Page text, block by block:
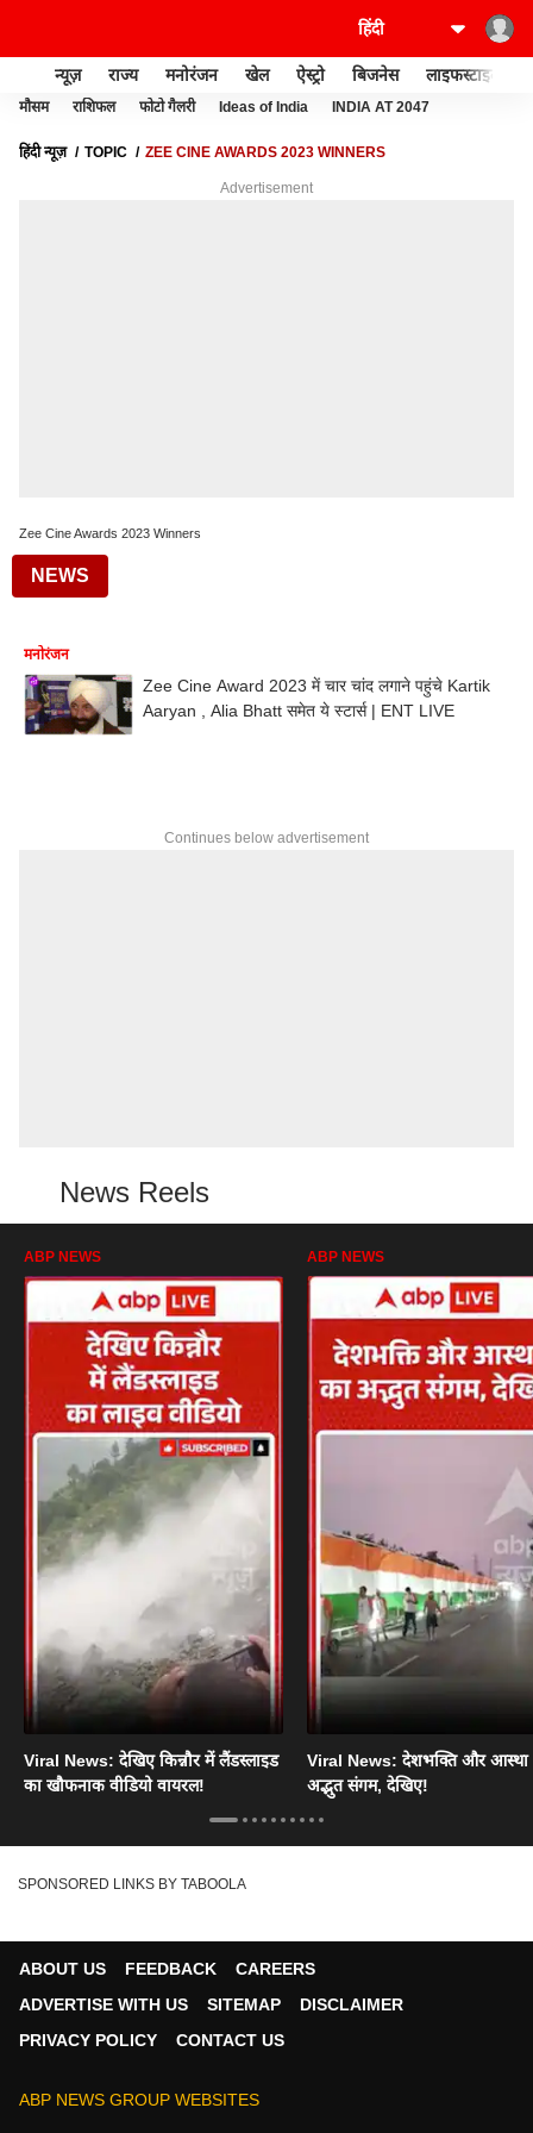
न्यूज़ राज्य मनोरंजन खेल ऐस्ट्रो बिजनेस लाइफस्टाइल
मौसम राशिफल फोटो गैलरी Ideas of India INDIA AT 2047
हिंदी न्यूज़ TOPIC ZEE CINE AWARDS 2023 WINNERS
Advertisement
Zee Cine Awards 2023 Winners
NEWS
मनोरंजन
Zee Cine Award 2023 में चार चांद लगाने पहुंचे Kartik
Aaryan , Alia Bhatt समेत ये स्टार्स | ENT LIVE
Continues below advertisement
News Reels
ABP NEWS
Viral News: देखिए किन्नौर में लैंडस्लाइड
का खौफनाक वीडियो वायरल!
ABP NEWS
Viral News: देशभक्ति और आस्था
अद्भुत संगम, देखिए!
SPONSORED LINKS BY TABOOLA
ABOUT US FEEDBACK
CAREERS
ADVERTISE WITH US
SITEMAP
DISCLAIMER
PRIVACY POLICY
CONTACT US
ABP NEWS GROUP WEBSITES